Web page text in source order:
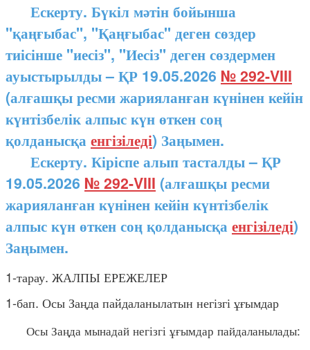
Ескерту. Бүкіл мәтін бойынша
"қаңғыбас", "Қаңғыбас" деген сөздер
тиісінше "иесіз", "Иесіз" деген сөздермен
ауыстырылды – ҚР 19.05.2026 № 292-VIII
(алғашқы ресми жарияланған күнінен кейін
күнтізбелік алпыс күн өткен соң
қолданысқа енгізіледі) Заңымен.
Ескерту. Кіріспе алып тасталды – ҚР
19.05.2026 № 292-VIII (алғашқы ресми
жарияланған күнінен кейін күнтізбелік
алпыс күн өткен соң қолданысқа енгізіледі)
Заңымен.
1-тарау. ЖАЛПЫ ЕРЕЖЕЛЕР
1-бап. Осы Заңда пайдаланылатын негізгі ұғымдар
Осы Заңда мынадай негізгі ұғымдар пайдаланылады: